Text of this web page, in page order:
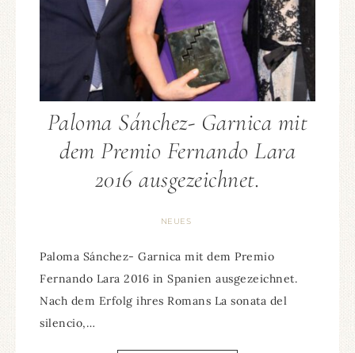
Paloma Sánchez- Garnica mit
dem Premio Fernando Lara
2016 ausgezeichnet.
NEUES
Paloma Sánchez- Garnica mit dem Premio
Fernando Lara 2016 in Spanien ausgezeichnet.
Nach dem Erfolg ihres Romans La sonata del
silencio,…